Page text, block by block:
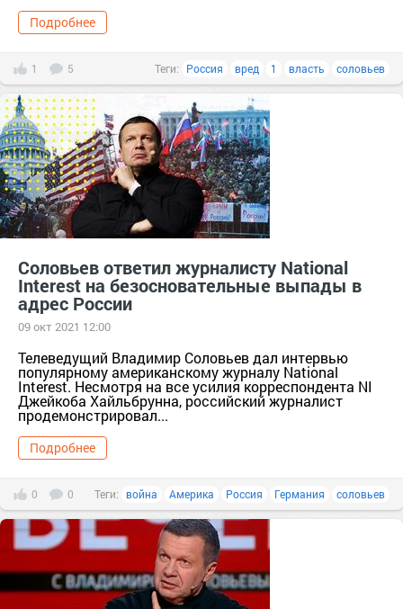
Подробнее
1 5 Теги: Россия вред 1 власть соловьев
Соловьев ответил журналисту National
Interest на безосновательные выпады в
адрес России
09 окт 2021 12:00
Телеведущий Владимир Соловьев дал интервью
популярному американскому журналу National
Interest. Несмотря на все усилия корреспондента NI
Джейкоба Хайльбрунна, российский журналист
продемонстрировал...
Подробнее
0 0 Теги: война Америка Россия Германия соловьев